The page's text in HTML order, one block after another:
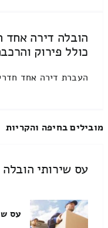
הובלה דירה אחד
כולל פירוק
העברת דירה אחד
מובילים בחיפה והקריות
עס שירותי הובלה
עס